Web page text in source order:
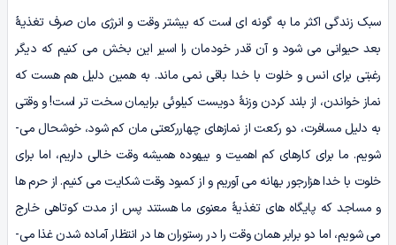
سبک زندگی اکثر ما به گونه ای است که بیشتر وقت و انرژی مان صرف تغذیۀ
بعد حیوانی می شود و آن قدر خودمان را اسیر این بخش می کنیم که دیگر
رغبتی برای انس و خلوت با خدا باقی نمی ماند. به همین دلیل هم هست که
نماز خواندن، از بلند کردن وزنۀ دویست کیلوئی برایمان سخت تر است! و وقتی
به دلیل مسافرت، دو رکعت از نمازهای چهاررکعتی مان کم شود، خوشحال می­
شویم. ما برای کارهای کم اهمیت و بیهوده همیشه وقت خالی داریم، اما برای
خلوت با خدا هزارجور بهانه می آوریم و از کمبود وقت شکایت می کنیم. از حرم ­ها
و مساجد که پایگاه های تغذیۀ معنوی ما هستند پس از مدت کوتاهی خارج
می­ شویم، اما دو برابر همان وقت را در رستوران ها در انتظار آماده شدن غذا می­